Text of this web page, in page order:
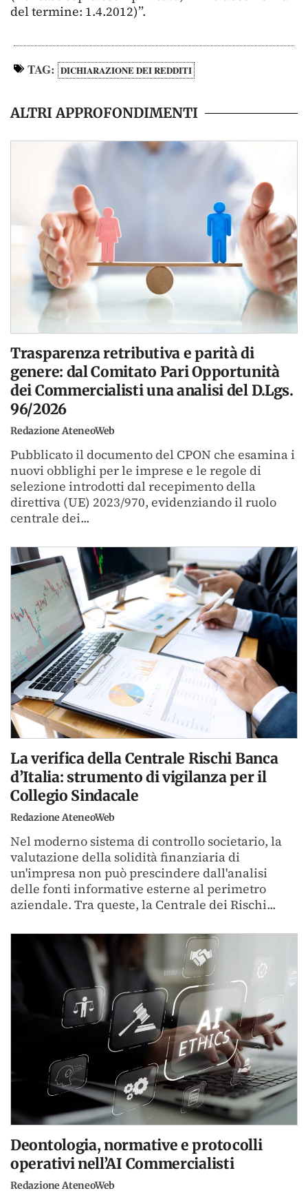
del termine: 1.4.2012)”.
TAG: DICHIARAZIONE DEI REDDITI
ALTRI APPROFONDIMENTI
Trasparenza retributiva e parità di
genere: dal Comitato Pari Opportunità
dei Commercialisti una analisi del D.Lgs.
96/2026
Redazione AteneoWeb
Pubblicato il documento del CPON che esamina i
nuovi obblighi per le imprese e le regole di
selezione introdotti dal recepimento della
direttiva (UE) 2023/970, evidenziando il ruolo
centrale dei...
La verifica della Centrale Rischi Banca
d’Italia: strumento di vigilanza per il
Collegio Sindacale
Redazione AteneoWeb
Nel moderno sistema di controllo societario, la
valutazione della solidità finanziaria di
un'impresa non può prescindere dall'analisi
delle fonti informative esterne al perimetro
aziendale. Tra queste, la Centrale dei Rischi...
Deontologia, normative e protocolli
operativi nell’AI Commercialisti
Redazione AteneoWeb